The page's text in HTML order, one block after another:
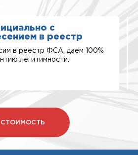
с
в реестр
в реестр ФСА, даем 100%
легитимности.
СТОИМОСТЬ